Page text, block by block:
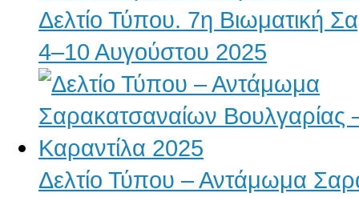
Δελτίο Τύπου. 7η Βιωματική
4–10 Αυγούστου 2025
Δελτίο Τύπου – Αντάμωμα